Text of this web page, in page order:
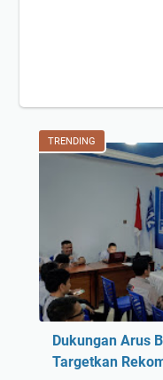
TRENDING
Dukungan Arus
Targetkan